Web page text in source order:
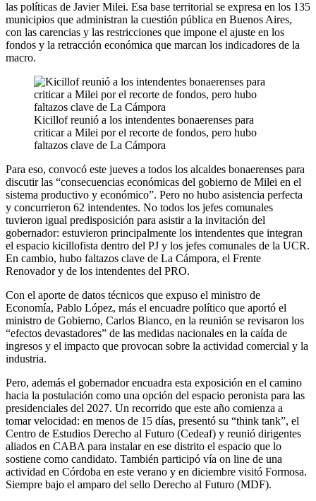
las políticas de Javier Milei. Esa base territorial se expresa en los 135
municipios que administran la cuestión pública en Buenos Aires,
con las carencias y las restricciones que impone el ajuste en los
fondos y la retracción económica que marcan los indicadores de la
macro.
Kicillof reunió a los intendentes bonaerenses para
criticar a Milei por el recorte de fondos, pero hubo
faltazos clave de La Cámpora
Para eso, convocó este jueves a todos los alcaldes bonaerenses para
discutir las “consecuencias económicas del gobierno de Milei en el
sistema productivo y económico”. Pero no hubo asistencia perfecta
y concurrieron 62 intendentes. No todos los jefes comunales
tuvieron igual predisposición para asistir a la invitación del
gobernador: estuvieron principalmente los intendentes que integran
el espacio kicillofista dentro del PJ y los jefes comunales de la UCR.
En cambio, hubo faltazos clave de La Cámpora, el Frente
Renovador y de los intendentes del PRO.
Con el aporte de datos técnicos que expuso el ministro de
Economía, Pablo López, más el encuadre político que aportó el
ministro de Gobierno, Carlos Bianco, en la reunión se revisaron los
“efectos devastadores” de las medidas nacionales en la caída de
ingresos y el impacto que provocan sobre la actividad comercial y la
industria.
Pero, además el gobernador encuadra esta exposición en el camino
hacia la postulación como una opción del espacio peronista para las
presidenciales del 2027. Un recorrido que este año comienza a
tomar velocidad: en menos de 15 días, presentó su “think tank”, el
Centro de Estudios Derecho al Futuro (Cedeaf) y reunió dirigentes
aliados en CABA para instalar en ese distrito el espacio que lo
sostiene como candidato. También participó vía on line de una
actividad en Córdoba en este verano y en diciembre visitó Formosa.
Siempre bajo el amparo del sello Derecho al Futuro (MDF).